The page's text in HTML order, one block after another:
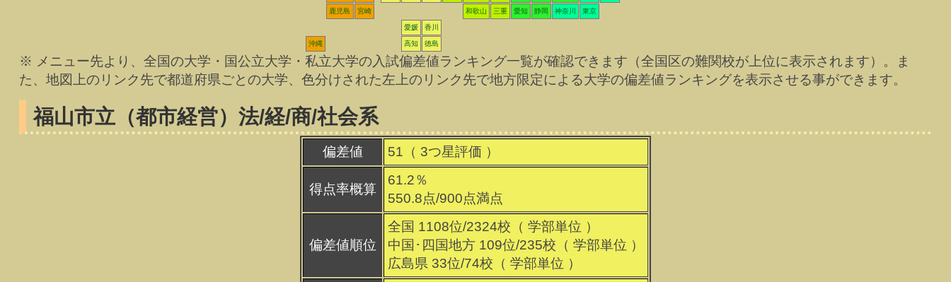
鹿児島 宮崎 和歌山 三重 愛知 静岡 神奈川 東京
愛媛 香川
沖縄 高知 徳島
※ メニュー先より、全国の大学・国公立大学・私立大学の入試偏差値ランキング一覧が確認できます（全国区の難関校が上位に表示されます）。ま
た、地図上のリンク先で都道府県ごとの大学、色分けされた左上のリンク先で地方限定による大学の偏差値ランキングを表示させる事ができます。
福山市立（都市経営） 法/経/商/社会系
偏差値 51（ 3つ星評価 ）
得点率概算
61.2％
550.8点/900点満点
偏差値順位
全国 1108位/2324校（ 学部単位 ）
中国･四国地方 109位/235校（ 学部単位 ）
広島県 33位/74校（ 学部単位 ）